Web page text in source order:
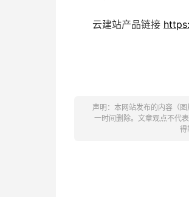
云建站产品链接
声明：本网站发布的内容（
一时间删除。文章观点不代
得